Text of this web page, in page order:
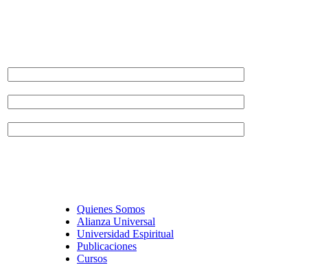
Quienes Somos
Alianza Universal
Universidad Espiritual
Publicaciones
Cursos